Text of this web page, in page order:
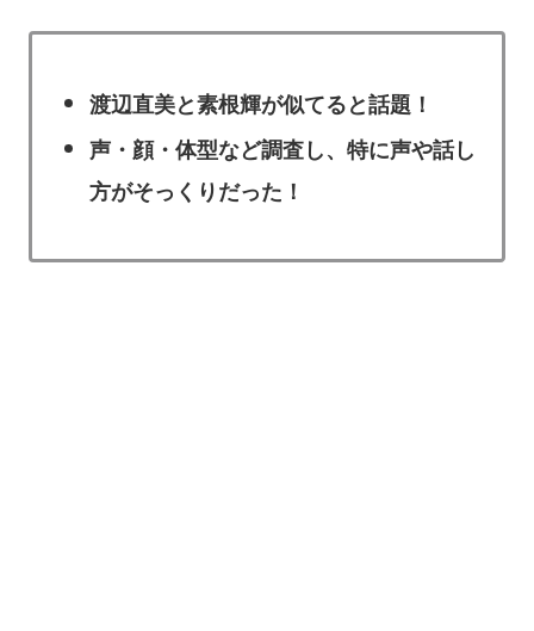
渡辺直美と素根輝が似てると話題！
声・顔・体型など調査し、特に声や話し
方がそっくりだった！